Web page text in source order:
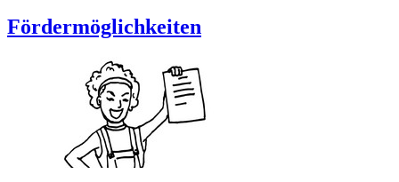
Fördermöglichkeiten